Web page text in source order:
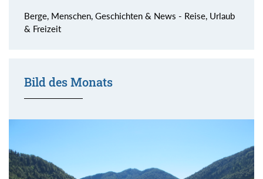
Berge, Menschen, Geschichten & News - Reise, Urlaub
& Freizeit
Bild des Monats